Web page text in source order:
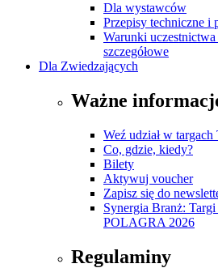
Dla wystawców
Przepisy techniczne i
Warunki
szczegółowe
Dla Zwiedzających
Ważne
Weź udział w
Co, gdzie, kiedy?
Bilety
Aktywuj voucher
Zapisz się do
Synergia Branż:
POLAGRA 2026
Regulaminy